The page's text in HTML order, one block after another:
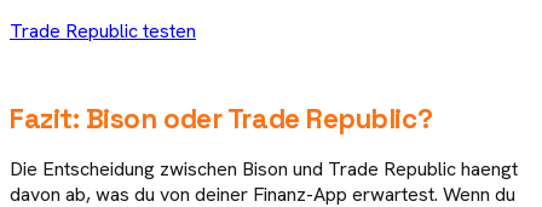
Trade Republictesten
Fazit: Bison oderTrade Republic?
Die Entscheidung zwischen Bison und Trade Republic haengt
davon ab, was du von deiner Finanz-App erwartest. Wenn du